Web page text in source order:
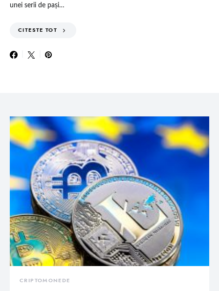
unei serii de pași…
CITESTE TOT
CRIPTOMONEDE